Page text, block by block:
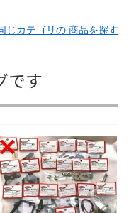
じカテゴリの 商品を探す
です